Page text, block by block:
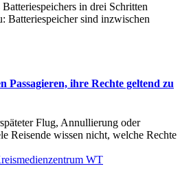
in drei Schritten
Batteriespeicher sind inzwischen
Passagieren, ihre Rechte geltend zu
Flug, Annullierung oder
Reisende wissen nicht, welche Rechte